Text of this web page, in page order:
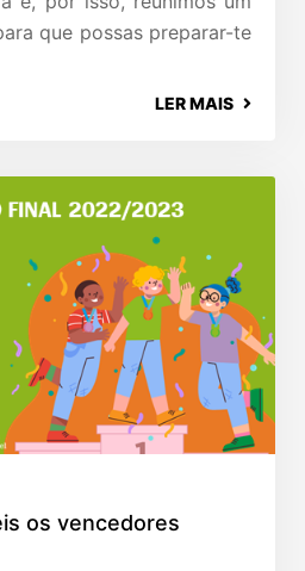
que possas preparar-te
LER MAIS
os vencedores